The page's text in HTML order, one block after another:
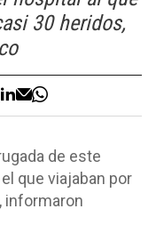
30 heridos,
de este
que viajaban por
informaron